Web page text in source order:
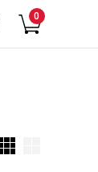
0